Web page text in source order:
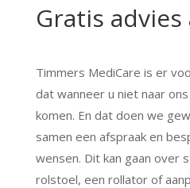
Gratis advies
Timmers MediCare is er
dat wanneer u niet naar
komen. En dat doen we
samen een afspraak en
wensen. Dit kan gaan over
rolstoel, een rollator of